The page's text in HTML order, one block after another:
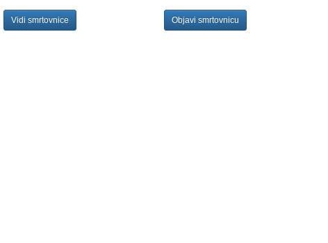
Vidi smrtovnice Objavi smrtovnicu